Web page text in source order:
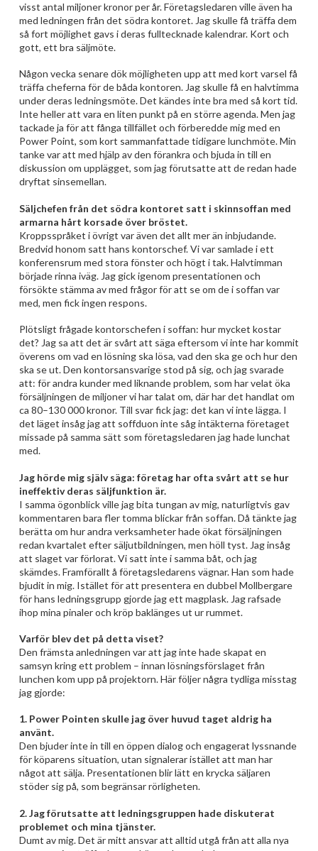
visst antal miljoner kronor per år. Företagsledaren ville även ha
med ledningen från det södra kontoret. Jag skulle få träffa dem
så fort möjlighet gavs i deras fulltecknade kalendrar. Kort och
gott, ett bra säljmöte.
Någon vecka senare dök möjligheten upp att med kort varsel få
träffa cheferna för de båda kontoren. Jag skulle få en halvtimma
under deras ledningsmöte. Det kändes inte bra med så kort tid.
Inte heller att vara en liten punkt på en större agenda. Men jag
tackade ja för att fånga tillfället och förberedde mig med en
Power Point, som kort sammanfattade tidigare lunchmöte. Min
tanke var att med hjälp av den förankra och bjuda in till en
diskussion om upplägget, som jag förutsatte att de redan hade
dryftat sinsemellan.
Säljchefen från det södra kontoret satt i skinnsoffan med
armarna hårt korsade över bröstet.
Kroppsspråket i övrigt var även det allt mer än inbjudande.
Bredvid honom satt hans kontorschef. Vi var samlade i ett
konferensrum med stora fönster och högt i tak. Halvtimman
började rinna iväg. Jag gick igenom presentationen och
försökte stämma av med frågor för att se om de i soffan var
med, men fick ingen respons.
Plötsligt frågade kontorschefen i soffan: hur mycket kostar
det? Jag sa att det är svårt att säga eftersom vi inte har kommit
överens om vad en lösning ska lösa, vad den ska ge och hur den
ska se ut. Den kontorsansvarige stod på sig, och jag svarade
att: för andra kunder med liknande problem, som har velat öka
försäljningen de miljoner vi har talat om, där har det handlat om
ca 80–130 000 kronor. Till svar fick jag: det kan vi inte lägga. I
det läget insåg jag att soffduon inte såg intäkterna företaget
missade på samma sätt som företagsledaren jag hade lunchat
med.
Jag hörde mig själv säga: företag har ofta svårt att se hur
ineffektiv deras säljfunktion är.
I samma ögonblick ville jag bita tungan av mig, naturligtvis gav
kommentaren bara fler tomma blickar från soffan. Då tänkte jag
berätta om hur andra verksamheter hade ökat försäljningen
redan kvartalet efter säljutbildningen, men höll tyst. Jag insåg
att slaget var förlorat. Vi satt inte i samma båt, och jag
skämdes. Framförallt å företagsledarens vägnar. Han som hade
bjudit in mig. Istället för att presentera en dubbel Mollbergare
för hans ledningsgrupp gjorde jag ett magplask. Jag rafsade
ihop mina pinaler och kröp baklänges ut ur rummet.
Varför blev det på detta viset?
Den främsta anledningen var att jag inte hade skapat en
samsyn kring ett problem – innan lösningsförslaget från
lunchen kom upp på projektorn. Här följer några tydliga misstag
jag gjorde:
1. Power Pointen skulle jag över huvud taget aldrig ha
använt.
Den bjuder inte in till en öppen dialog och engagerat lyssnande
för köparens situation, utan signalerar istället att man har
något att sälja. Presentationen blir lätt en krycka säljaren
stöder sig på, som begränsar rörligheten.
2. Jag förutsatte att ledningsgruppen hade diskuterat
problemet och mina tjänster.
Dumt av mig. Det är mitt ansvar att alltid utgå från att alla nya